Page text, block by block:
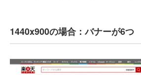
1440x900の場合：バナーが6つ